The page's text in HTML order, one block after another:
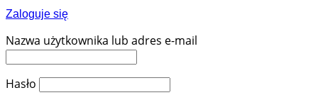
Zaloguje się
Nazwa użytkownika lub adres e-mail
Hasło